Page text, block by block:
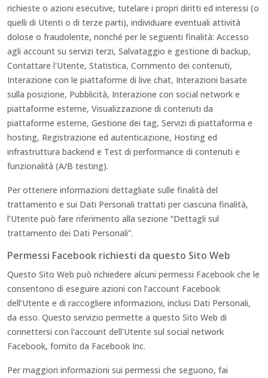
richieste o azioni esecutive, tutelare i propri diritti ed interessi (o
quelli di Utenti o di terze parti), individuare eventuali attività
dolose o fraudolente, nonché per le seguenti finalità: Accesso
agli account su servizi terzi, Salvataggio e gestione di backup,
Contattare l'Utente, Statistica, Commento dei contenuti,
Interazione con le piattaforme di live chat, Interazioni basate
sulla posizione, Pubblicità, Interazione con social network e
piattaforme esterne, Visualizzazione di contenuti da
piattaforme esterne, Gestione dei tag, Servizi di piattaforma e
hosting, Registrazione ed autenticazione, Hosting ed
infrastruttura backend e Test di performance di contenuti e
funzionalità (A/B testing).
Per ottenere informazioni dettagliate sulle finalità del
trattamento e sui Dati Personali trattati per ciascuna finalità,
l’Utente può fare riferimento alla sezione “Dettagli sul
trattamento dei Dati Personali”.
Permessi Facebook richiesti da questo Sito Web
Questo Sito Web può richiedere alcuni permessi Facebook che le
consentono di eseguire azioni con l’account Facebook
dell’Utente e di raccogliere informazioni, inclusi Dati Personali,
da esso. Questo servizio permette a questo Sito Web di
connettersi con l'account dell'Utente sul social network
Facebook, fornito da Facebook Inc.
Per maggiori informazioni sui permessi che seguono, fai